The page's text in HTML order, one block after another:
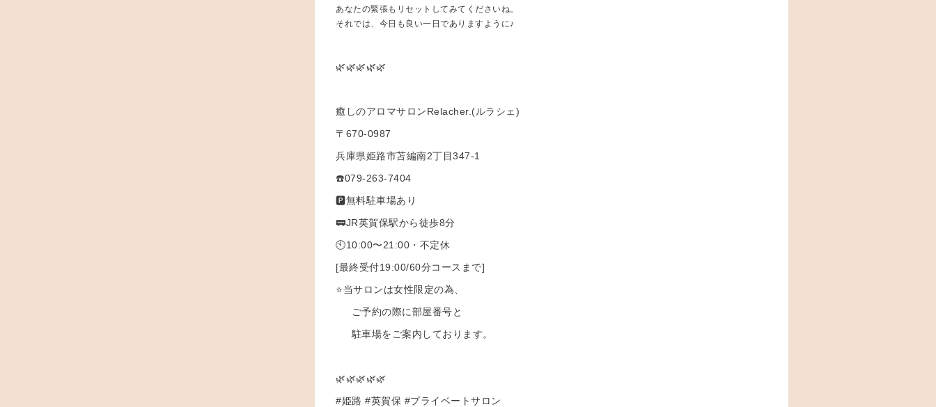
あなたの緊張もリセットしてみてくださいね。
それでは、今日も良い一日でありますように♪
🌿🌿🌿🌿🌿
癒しのアロマサロンRelacher.(ルラシェ)
〒670-0987
兵庫県姫路市苫編南2丁目347-1
☎️079-263-7404
🅿️無料駐車場あり
🚃JR英賀保駅から徒歩8分
🕙10:00〜21:00・不定休
[最終受付19:00/60分コースまで]
⭐️当サロンは女性限定の為、
ご予約の際に部屋番号と
駐車場をご案内しております。
🌿🌿🌿🌿🌿
#姫路 #英賀保 #プライベートサロン